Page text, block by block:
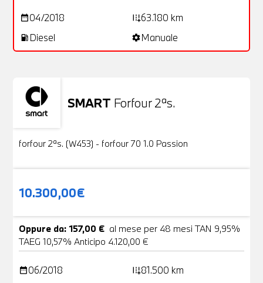
date_range04/2018 add_road63.180 km
local_gas_station Diesel settingsManuale
SMART Forfour 2ªs.
Usato
forfour 2ªs. (W453) - forfour 70 1.0 Passion
10.300,00€
Oppure da: 157,00 € al mese per 48 mesi TAN 9,95%
TAEG 10,57% Anticipo 4.120,00 €
date_range06/2018 add_road81.500 km